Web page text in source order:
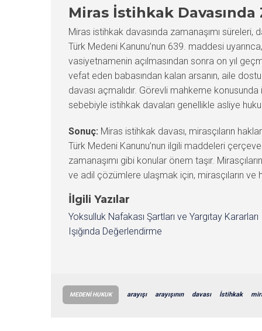
Miras İstihkak Davasında
Miras istihkak davasında zamanaşımı süreleri,
Türk Medeni Kanunu’nun 639. maddesi
vasiyetnamenin açılmasından sonra on yıl
vefat eden babasından kalan arsanın, aile
davası açmalıdır. Görevli mahkeme
sebebiyle istihkak davaları genellikle asliye
Sonuç: Miras istihkak davası, mirasçıların
Türk Medeni Kanunu’nun ilgili maddeleri
zamanaşımı gibi konular önem taşır.
ve adil çözümlere ulaşmak için, mirasçıların
İlgili Yazılar
Yoksulluk Nafakası Şartları ve Yargıtay Kararları
Işığında Değerlendirme
MEDENI HUKUK arayışı arayışının davası İstihkak